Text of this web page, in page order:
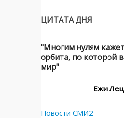
ЦИТАТА ДНЯ
"Многим нулям
орбита, по которой
мир"
Ежи Лец
Новости СМИ2